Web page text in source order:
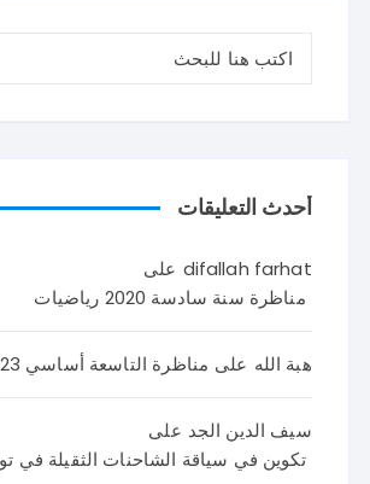
البحث عن:
أحدث التعليقات
difallah farhat على
مناظرة سنة سادسة 2020 رياضيات
هبة الله على مناظرة التاسعة أساسي 2023 انجليزية
سيف الدين الجد على
تكوين في سياقة الشاحنات الثقيلة في